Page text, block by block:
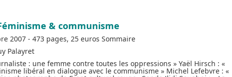
& communisme
2007 - 473 pages, 25 euros Sommaire
Palayret
: une femme contre toutes les oppressions » Yaël Hirsch : «
libéral en dialogue avec le communisme » Michel Lefebvre : «